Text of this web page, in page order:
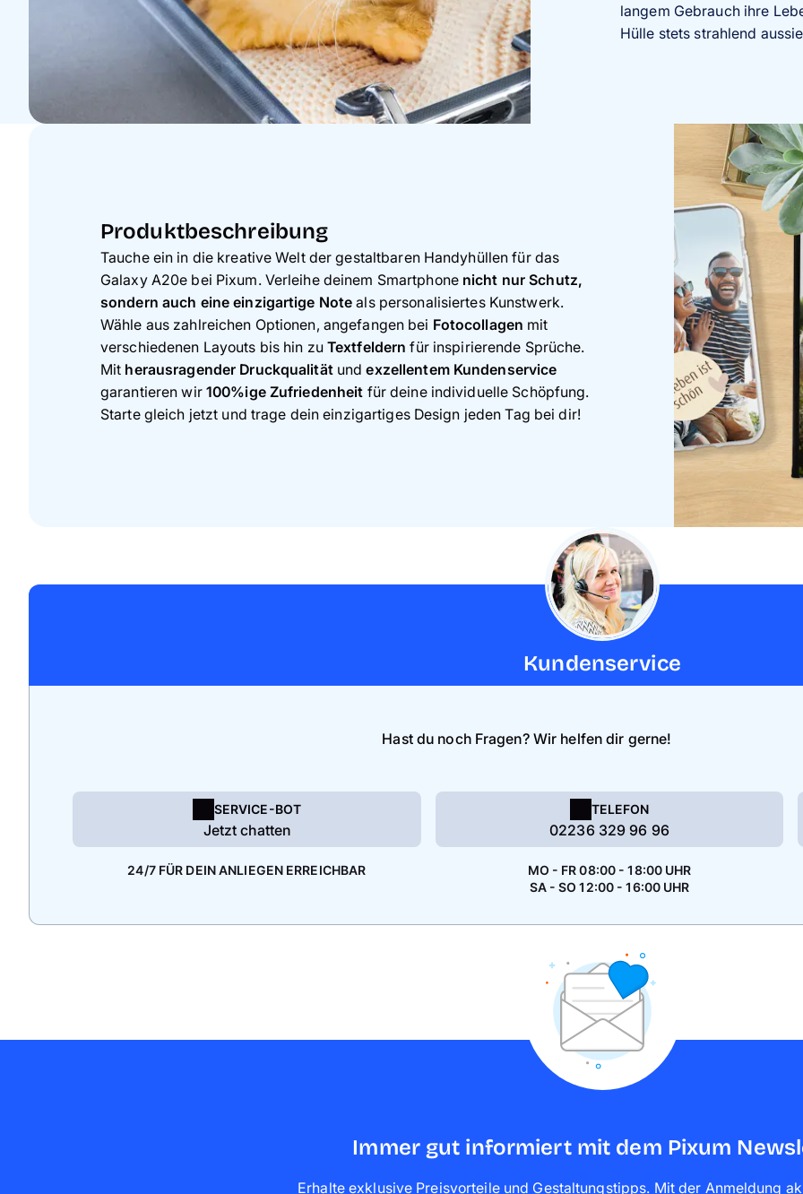
langem Gebrauch ihre
Hülle stets strahlend
Produktbeschreibung
Tauche ein in die kreative Welt der gestaltbaren Handyhüllen für das
Galaxy A20e bei Pixum. Verleihe deinem Smartphone nicht nur Schutz,
sondern auch eine einzigartige Note als personalisiertes Kunstwerk.
Wähle aus zahlreichen Optionen, angefangen bei Fotocollagen mit
verschiedenen Layouts bis hin zu Textfeldernfür inspirierende Sprüche.
Mit herausragender Druckqualität undexzellentem Kundenservice
garantieren wir 100%ige Zufriedenheit für deine individuelle Schöpfung.
Starte gleich jetzt und trage dein einzigartiges Design jeden Tag bei dir!
Kundenservice
Hast du noch Fragen? Wir helfen dir gerne!
SERVICE-BOT
Jetzt chatten
24/7 FÜR DEIN ANLIEGEN ERREICHBAR
TELEFON
02236 329 96 96
MO - FR 08:00 - 18:00 UHR
SA - SO 12:00 - 16:00 UHR
Immer gut informiert mit dem Pixum
Erhalte exklusive Preisvorteile und Gestaltungstipps. Mit der Anmeldung